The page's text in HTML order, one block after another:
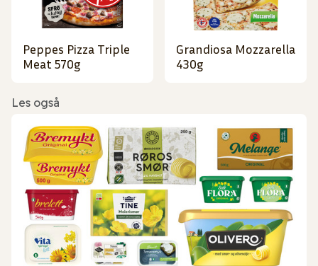
Peppes Pizza Triple
Meat 570g
Grandiosa Mozzarella
430g
Les også